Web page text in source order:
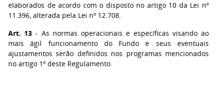
elaborados de acordo com o disposto no artigo 10 da Lei nº
11.396, alterada pela Lei nº 12.708.
Art. 13 - As normas operacionais e específicas visando ao
mais ágil funcionamento do Fundo e seus eventuais
ajustamentos serão definidos nos programas mencionados
no artigo 1º deste Regulamento.